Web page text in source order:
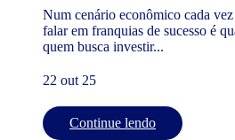
Num cenário econômico cada
falar em franquias de sucesso é
quem busca investir...
22 out 25
Continue lendo